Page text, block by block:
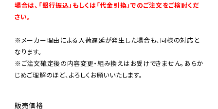
場合は、「銀行振込」もしくは「代金引換」でのご注文をご検討くだ
さい。
※メーカー理由による入荷遅延が発生した場合も、同様の対応と
なります。
※ご注文確定後の内容変更・組み換えはお受けできません。あらか
じめご理解のほど、よろしくお願いいたします。